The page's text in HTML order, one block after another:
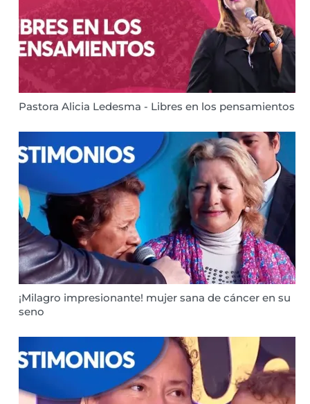
Pastora Alicia Ledesma - Libres en los pensamientos
¡Milagro impresionante! mujer sana de cáncer en su
seno